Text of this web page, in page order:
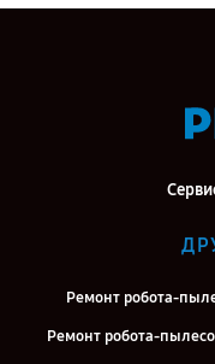
Ремонт робота-
Ремонт робота-